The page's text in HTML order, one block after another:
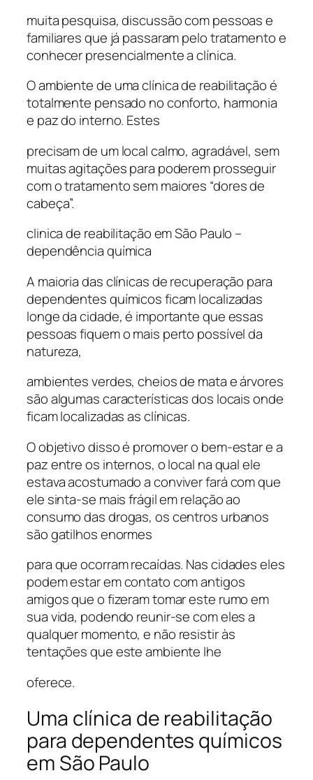
muita pesquisa, discussão com pessoas e
familiares que já passaram pelo tratamento e
conhecer presencialmente a clínica.
O ambiente de uma clínica de reabilitação é
totalmente pensado no conforto, harmonia
e paz do interno. Estes
precisam de um local calmo, agradável, sem
muitas agitações para poderem prosseguir
com o tratamento sem maiores “dores de
cabeça”.
clinica de reabilitação em São Paulo –
dependência química
A maioria das clínicas de recuperação para
dependentes químicos ficam localizadas
longe da cidade, é importante que essas
pessoas fiquem o mais perto possível da
natureza,
ambientes verdes, cheios de mata e árvores
são algumas características dos locais onde
ficam localizadas as clínicas.
O objetivo disso é promover o bem-estar e a
paz entre os internos, o local na qual ele
estava acostumado a conviver fará com que
ele sinta-se mais frágil em relação ao
consumo das drogas, os centros urbanos
são gatilhos enormes
para que ocorram recaídas. Nas cidades eles
podem estar em contato com antigos
amigos que o fizeram tomar este rumo em
sua vida, podendo reunir-se com eles a
qualquer momento, e não resistir às
tentações que este ambiente lhe
oferece.
Uma clínica de reabilitação
para dependentes químicos
em São Paulo